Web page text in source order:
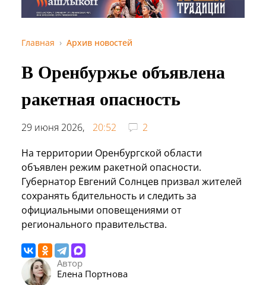
Главная Архив новостей
В Оренбуржье объявлена
ракетная опасность
29 июня 2026, 20:52
2
На территории Оренбургской области
объявлен режим ракетной опасности.
Губернатор Евгений Солнцев призвал жителей
сохранять бдительность и следить за
официальными оповещениями от
регионального правительства.
Автор
Елена Портнова